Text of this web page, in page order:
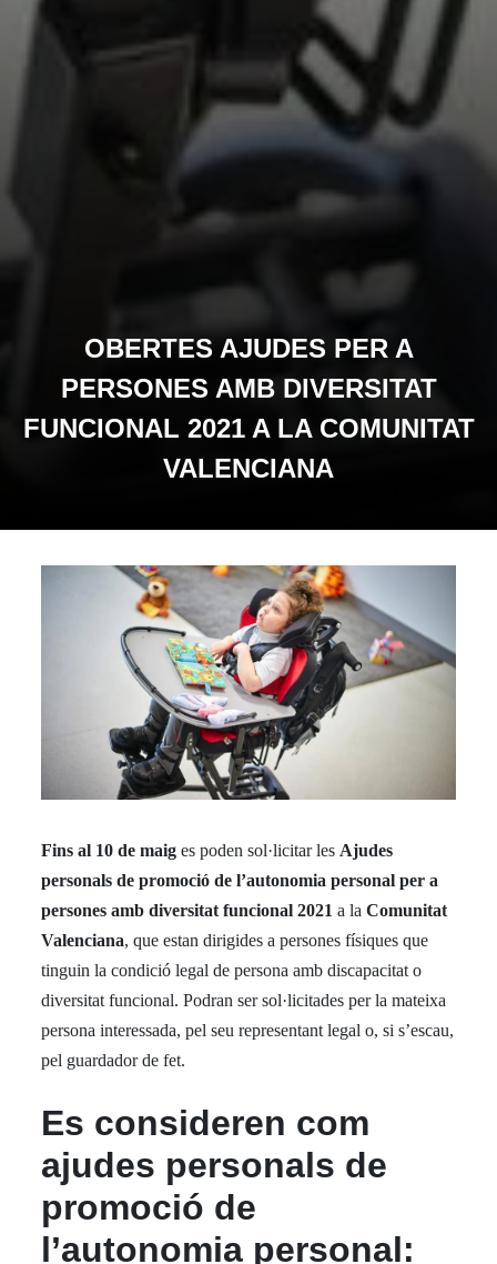
OBERTES AJUDES PER A
PERSONES AMB DIVERSITAT
FUNCIONAL 2021 A LA COMUNITAT
VALENCIANA
Fins al 10 de maig es poden sol·licitar les Ajudes
personals de promoció de l’autonomia personal per a
persones amb diversitat funcional 2021 a la Comunitat
Valenciana, que estan dirigides a persones físiques que
tinguin la condició legal de persona amb discapacitat o
diversitat funcional. Podran ser sol·licitades per la mateixa
persona interessada, pel seu representant legal o, si s’escau,
pel guardador de fet.
Es consideren com
ajudes personals de
promoció de
l’autonomia personal: